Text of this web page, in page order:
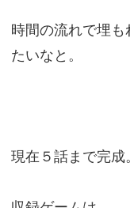
時間の流れで埋
たいなと。
現在５話まで完成